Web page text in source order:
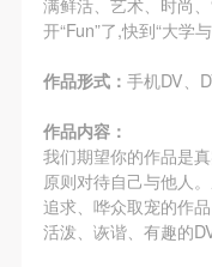
开“Fun”了,快到“大学
作品形式： 手机DV、
作品内容：
我们期望你的作品是
原则对待自己与他人
追求、哗众取宠的作
活泼、诙谐、有趣的